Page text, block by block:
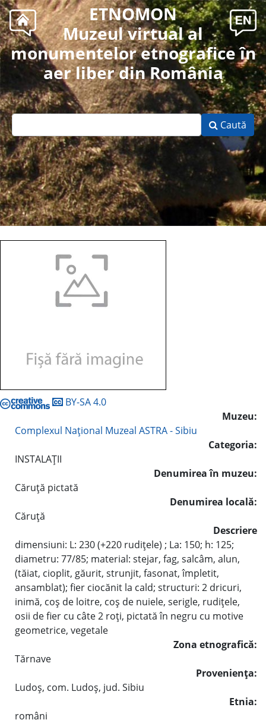
ETNOMON
Muzeul virtual al
monumentelor etnografice în
aer liber din România
Caută
BY-SA 4.0
Muzeu:
Complexul Naţional Muzeal ASTRA - Sibiu
Categoria:
INSTALAŢII
Denumirea în muzeu:
Căruţă pictată
Denumirea locală:
Căruţă
Descriere
dimensiuni: L: 230 (+220 rudiţele) ; La: 150; h: 125;
diametru: 77/85; material: stejar, fag, salcâm, alun,
(tăiat, cioplit, găurit, strunjit, fasonat, împletit,
ansamblat); fier ciocănit la cald; structuri: 2 dricuri,
inimă, coş de loitre, coş de nuiele, serigle, rudiţele,
osii de fier cu câte 2 roţi, pictată în negru cu motive
geometrice, vegetale
Zona etnografică:
Tărnave
Provenienţa:
Ludoş, com. Ludoş, jud. Sibiu
Etnia:
români